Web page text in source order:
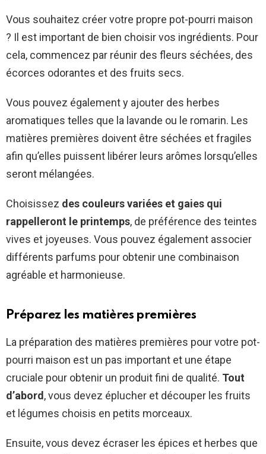
Vous souhaitez créer votre propre pot-pourri maison
? Il est important de bien choisir vos ingrédients. Pour
cela, commencez par réunir des fleurs séchées, des
écorces odorantes et des fruits secs.
Vous pouvez également y ajouter des herbes
aromatiques telles que la lavande ou le romarin. Les
matières premières doivent être séchées et fragiles
afin qu’elles puissent libérer leurs arômes lorsqu’elles
seront mélangées.
Choisissez des couleurs variées et gaies qui
rappelleront le printemps, de préférence des teintes
vives et joyeuses. Vous pouvez également associer
différents parfums pour obtenir une combinaison
agréable et harmonieuse.
Préparez les matières premières
La préparation des matières premières pour votre pot-
pourri maison est un pas important et une étape
cruciale pour obtenir un produit fini de qualité. Tout
d’abord, vous devez éplucher et découper les fruits
et légumes choisis en petits morceaux.
Ensuite, vous devez écraser les épices et herbes que